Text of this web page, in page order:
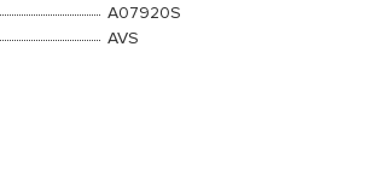
A07920S
AVS